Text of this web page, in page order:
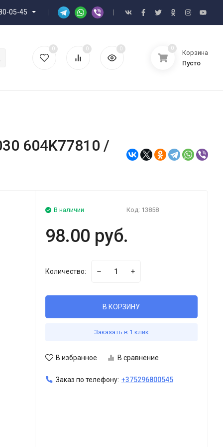
05-45
0 0 0 0
Корзина
Пусто
604K77810 /
В наличии Код: 13858
98.00 руб.
Количество:
В КОРЗИНУ
Заказать в 1 клик
В избранное В сравнение
Заказ по телефону: +375296800545